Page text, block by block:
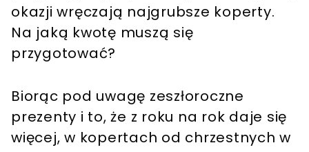
okazji wręczają najgrubsze koperty.
Na jaką kwotę muszą się
przygotować?
Biorąc pod uwagę zeszłoroczne
prezenty i to, że z roku na rok daje się
więcej, w kopertach od chrzestnych w